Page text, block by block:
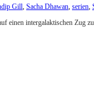
Gill, Sacha Dhawan, serien,
intergalaktischen Zug